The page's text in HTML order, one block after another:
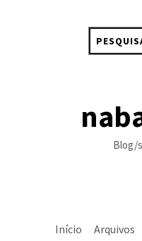
por:
Blog/
Início Arquivos